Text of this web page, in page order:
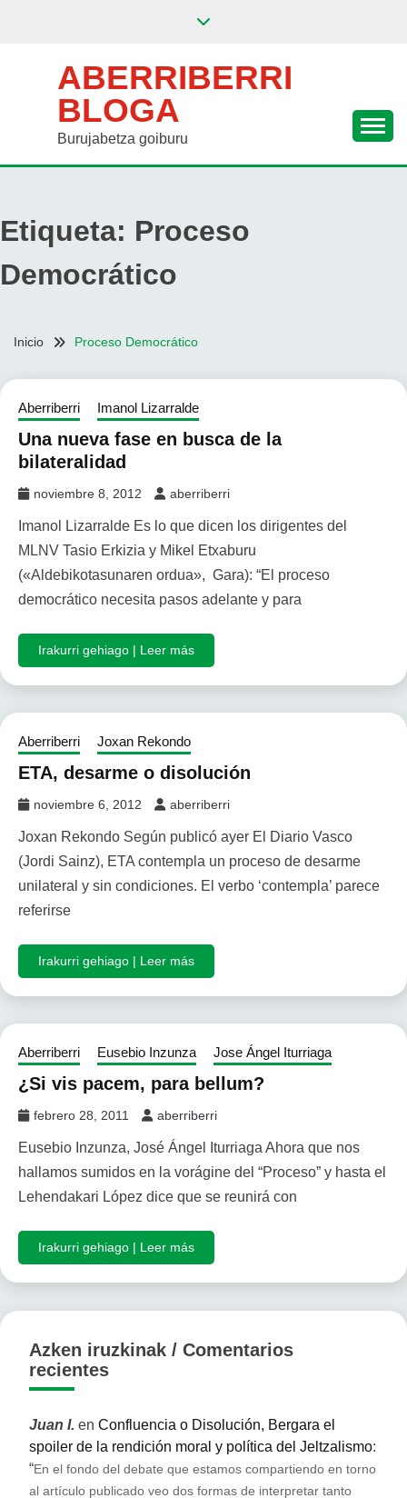
ABERRIBERRI
BLOGA
Burujabetza goiburu
Etiqueta: Proceso
Democrático
Inicio Proceso Democrático
Aberriberri Imanol Lizarralde
Una nueva fase en busca de la
bilateralidad
noviembre 8, 2012 aberriberri
Imanol Lizarralde Es lo que dicen los dirigentes del
MLNV Tasio Erkizia y Mikel Etxaburu
(«Aldebikotasunaren ordua», Gara): “El proceso
democrático necesita pasos adelante y para
Irakurri gehiago | Leer más
Aberriberri Joxan Rekondo
ETA, desarme o disolución
noviembre 6, 2012 aberriberri
Joxan Rekondo Según publicó ayer El Diario Vasco
(Jordi Sainz), ETA contempla un proceso de desarme
unilateral y sin condiciones. El verbo ‘contempla’ parece
referirse
Irakurri gehiago | Leer más
Aberriberri Eusebio Inzunza Jose Ángel Iturriaga
¿Si vis pacem, para bellum?
febrero 28, 2011 aberriberri
Eusebio Inzunza, José Ángel Iturriaga Ahora que nos
hallamos sumidos en la vorágine del “Proceso” y hasta el
Lehendakari López dice que se reunirá con
Irakurri gehiago | Leer más
Azken iruzkinak / Comentarios
recientes
Juan I. en Confluencia o Disolución, Bergara el
spoiler de la rendición moral y política del Jeltzalismo:
“En el fondo del debate que estamos compartiendo en torno
al artículo publicado veo dos formas de interpretar tanto